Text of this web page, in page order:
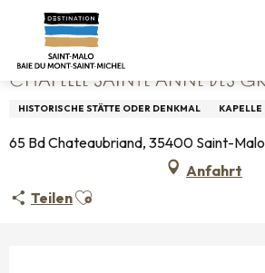
contenu
principal
Startseite
CHAPELLE SAINTE ANNE DES
HISTORISCHE STÄTTE ODER DENKMAL KAPELLE
65 Bd Chateaubriand, 35400 Saint-Malo
Anfahrt
TeilenAjouter aux favoris